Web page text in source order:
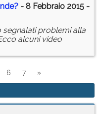
- 8 Febbraio 2015 -
problemi alla
alcuni video
6 7 »